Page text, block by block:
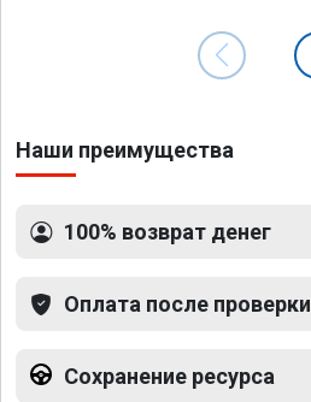
Наши преимущества
100% возврат денег
Оплата после проверки
Сохранение ресурса